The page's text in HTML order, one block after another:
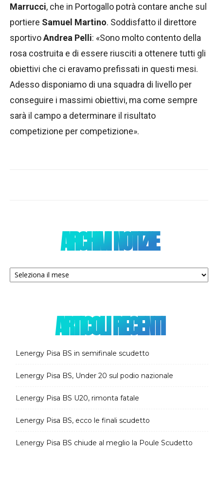
Marrucci, che in Portogallo potrà contare anche sul
portiere Samuel Martino. Soddisfatto il direttore
sportivoAndrea Pelli: «Sono molto contento della
rosa costruita e di essere riusciti a ottenere tutti gli
obiettivi che ci eravamo prefissati in questi mesi.
Adesso disponiamo di una squadra di livello per
conseguire i massimi obiettivi, ma come sempre
sarà il campo a determinare il risultato
competizione per competizione».
ARCHIVI NOTIZIE
Archivi
notizie
ARTICOLI RECENTI
Lenergy Pisa BS in semifinale scudetto
Lenergy Pisa BS, Under 20 sul podio nazionale
Lenergy Pisa BS U20, rimonta fatale
Lenergy Pisa BS, ecco le finali scudetto
Lenergy Pisa BS chiude al meglio la Poule Scudetto